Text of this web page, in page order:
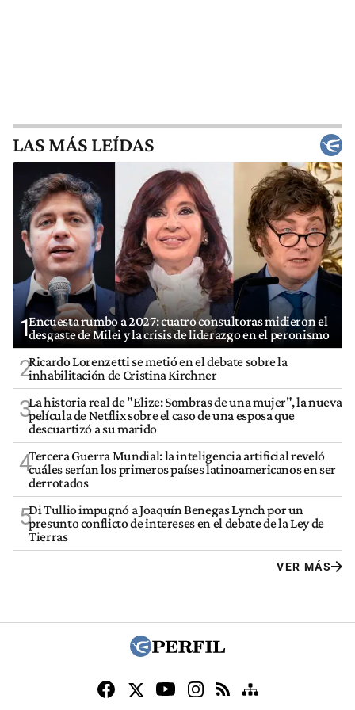
LAS MÁS LEÍDAS
1Encuesta rumbo a 2027: cuatro consultoras midieron el
desgaste de Milei y la crisis de liderazgo en el peronismo
2Ricardo Lorenzetti se metió en el debate sobre la
inhabilitación de Cristina Kirchner
3La historia real de "Elize: Sombras de una mujer", la nueva
película de Netflix sobre el caso de una esposa que
descuartizó a su marido
4Tercera Guerra Mundial: la inteligencia artificial reveló
cuáles serían los primeros países latinoamericanos en ser
derrotados
5Di Tullio impugnó a Joaquín Benegas Lynch por un
presunto conflicto de intereses en el debate de la Ley de
Tierras
VER MÁS